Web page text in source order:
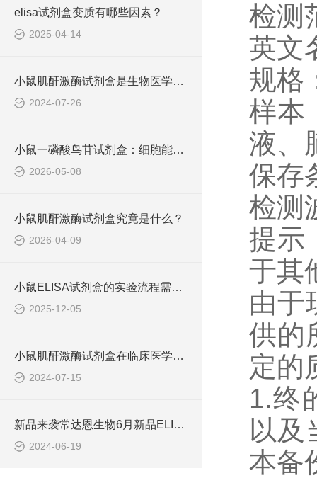
elisa试剂盒变质有哪些因素？
2025-04-14
小鼠肌酐激酶试剂盒是生物医学研究中不可少的工具
2024-07-26
小鼠一磷酸鸟苷试剂盒：细胞能量代谢的微观探针
2026-05-08
小鼠肌酐激酶试剂盒究竟是什么？
2026-04-09
小鼠ELISA试剂盒的实验流程需要标准化
2025-12-05
小鼠肌酐激酶试剂盒在临床医学中具有重要意义
2024-07-15
新品来袭常达恩生物6月新品ELISA发布会圆满落幕
2024-06-19
检测
英文
规格
样本
液、
保存
检测
提示
于其
由于
供的
定的
1.终
以及
本备